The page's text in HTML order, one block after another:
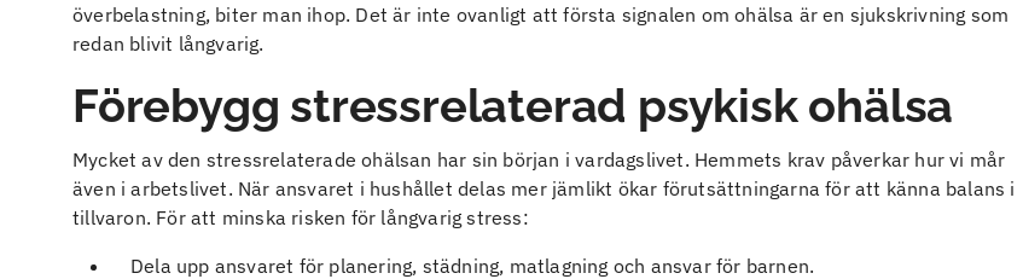
överbelastning, biter man ihop. Det är inte ovanligt att första signalen om ohälsa är en sjukskrivning som
redan blivit långvarig.
Förebygg stressrelaterad psykisk ohälsa
Mycket av den stressrelaterade ohälsan har sin början i vardagslivet. Hemmets krav påverkar hur vi mår
även i arbetslivet. När ansvaret i hushållet delas mer jämlikt ökar förutsättningarna för att känna balans i
tillvaron. För att minska risken för långvarig stress:
Dela upp ansvaret för planering, städning, matlagning och ansvar för barnen.